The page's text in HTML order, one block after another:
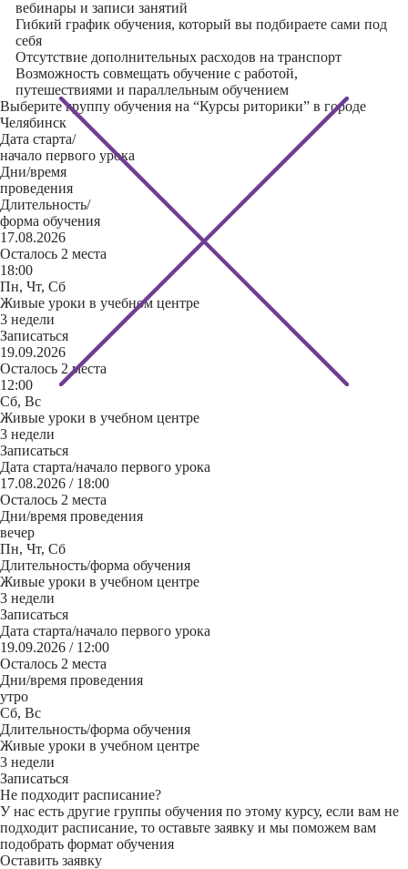
вебинары и записи занятий
Гибкий график обучения, который вы подбираете сами под
себя
Отсутствие дополнительных расходов на транспорт
Возможность совмещать обучение с работой,
путешествиями и параллельным обучением
Выберите группу обучения на “Курсы риторики” в городе
Челябинск
Дата старта/
начало первого урока
Дни/время
проведения
Длительность/
форма обучения
17.08.2026
Осталось 2 места
18:00
Пн, Чт, Сб
Живые уроки в учебном центре
3 недели
Записаться
19.09.2026
Осталось 2 места
12:00
Сб, Вс
Живые уроки в учебном центре
3 недели
Записаться
Дата старта/начало первого урока
17.08.2026 / 18:00
Осталось 2 места
Дни/время проведения
вечер
Пн, Чт, Сб
Длительность/форма обучения
Живые уроки в учебном центре
3 недели
Записаться
Дата старта/начало первого урока
19.09.2026 / 12:00
Осталось 2 места
Дни/время проведения
утро
Сб, Вс
Длительность/форма обучения
Живые уроки в учебном центре
3 недели
Записаться
Не подходит расписание?
У нас есть другие группы обучения по этому курсу, если вам не
подходит расписание, то оставьте заявку и мы поможем вам
подобрать формат обучения
Оставить заявку